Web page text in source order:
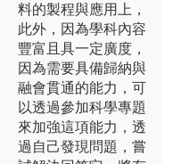
料的製程與應用上，
此外，因為學科內容
豐富且具一定廣度，
因為需要具備歸納與
融會貫通的能力，可
以透過參加科學專題
來加強這項能力，透
過自己發現問題，嘗